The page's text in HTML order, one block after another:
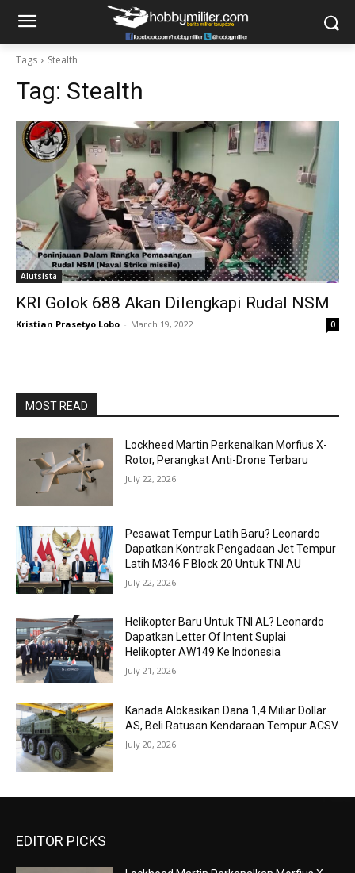
Tags Stealth
Tag: Stealth
Alutsista
KRI Golok 688 Akan Dilengkapi Rudal NSM
Kristian Prasetyo Lobo - March 19, 2022 0
MOST READ
Lockheed Martin Perkenalkan Morfius X-
Rotor, Perangkat Anti-Drone Terbaru
July 22, 2026
Pesawat Tempur Latih Baru? Leonardo
Dapatkan Kontrak Pengadaan Jet Tempur
Latih M346 F Block 20 Untuk TNI AU
July 22, 2026
Helikopter Baru Untuk TNI AL? Leonardo
Dapatkan Letter Of Intent Suplai
Helikopter AW149 Ke Indonesia
July 21, 2026
Kanada Alokasikan Dana 1,4 Miliar Dollar
AS, Beli Ratusan Kendaraan Tempur ACSV
July 20, 2026
EDITOR PICKS